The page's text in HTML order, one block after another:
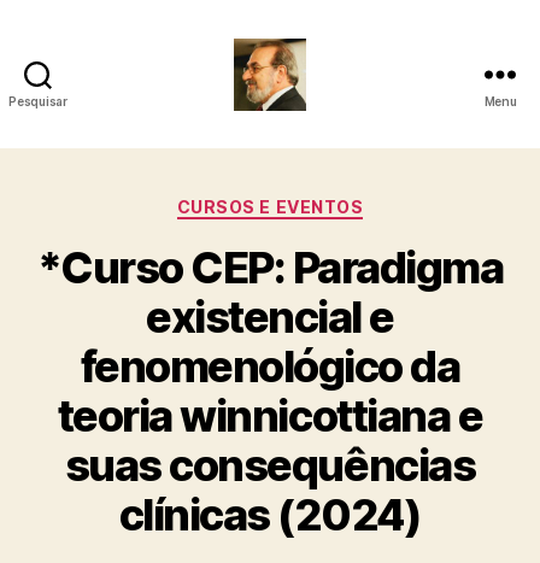
Pesquisar
-
Psicanalista
e
Terapeuta
Familiar
Menu
Categorias
CURSOS E EVENTOS
*Curso CEP: Paradigma
existencial e
fenomenológico da
teoria winnicottiana e
suas consequências
clínicas (2024)